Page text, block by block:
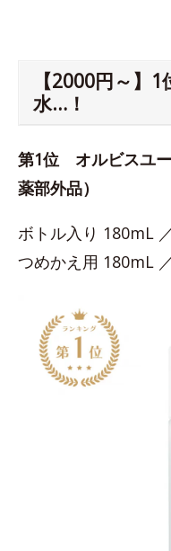
【2000円～】
水…！
第1位 オルビスユ
薬部外品）
ボトル入り 180mL
つめかえ用 180mL